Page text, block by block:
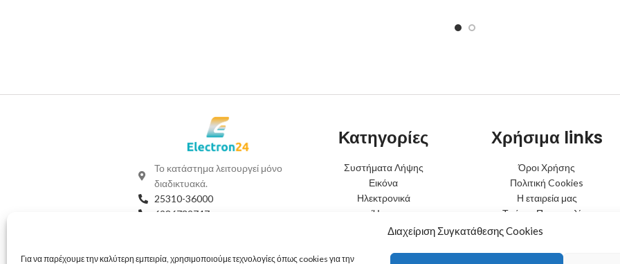
Διαχείριση Συγκατάθεσης Cookies
Για να παρέχουμε την καλύτερη εμπειρία, χρησιμοποιούμε τεχνολογίες όπως cookies για την
Το κατάστημα λειτουργεί μόνο
διαδικτυακά.
25310-36000
6986732747
info@electron24.gr
Κατηγορίες
Συστήματα Λήψης
Εικόνα
Ηλεκτρονικά
Ήχος
Φωτισμός
Κινητή Τηλεφωνία
Χρήσιμα links
Όροι Χρήσης
Πολιτική Cookies
Η εταιρεία μας
Τρόποι Παραγγελίας
Τρόποι Αποστολής
Πολιτική Επιστροφών